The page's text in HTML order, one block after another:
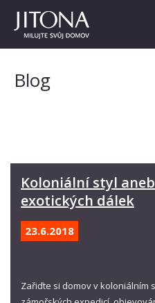
Blog
Koloniální styl
exotických dálek
23.6.2018
Zařiďte si domov v koloniálním